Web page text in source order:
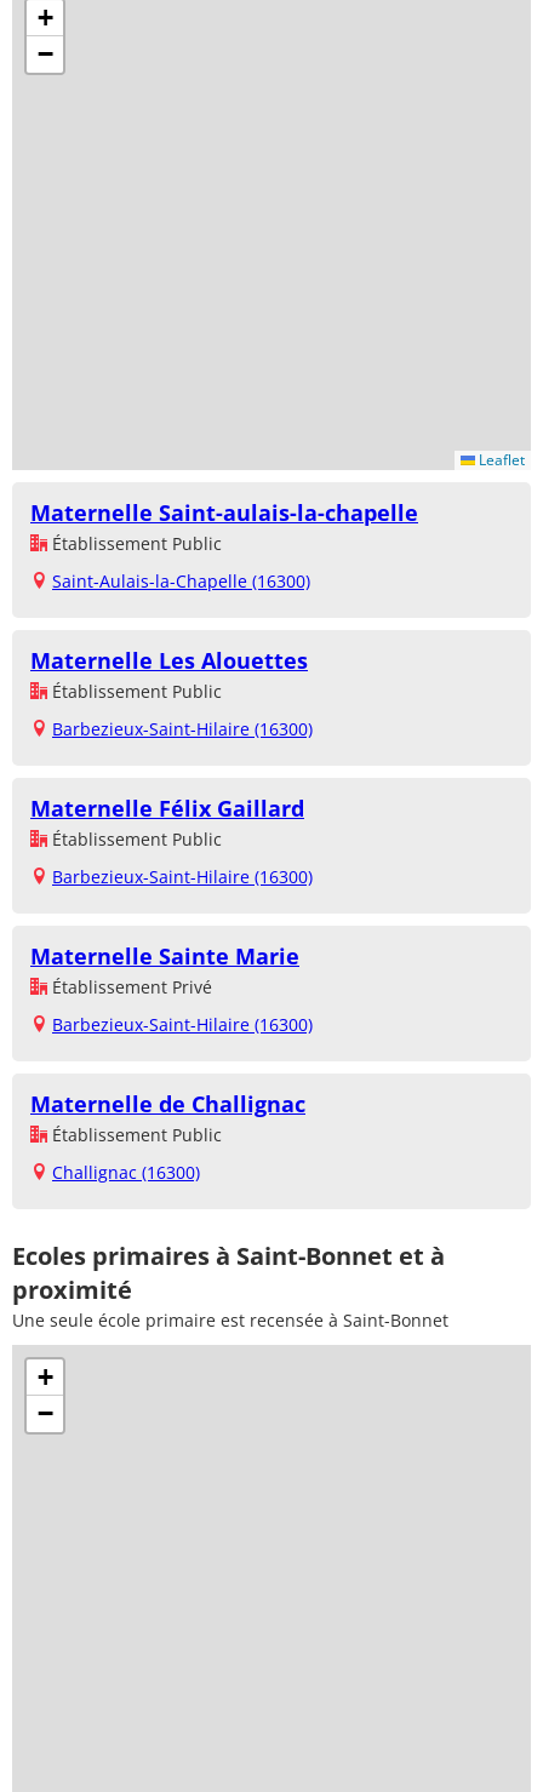
+
−
Leaflet
Maternelle Saint-aulais-la-chapelle
Établissement Public
Saint-Aulais-la-Chapelle (16300)
Maternelle Les Alouettes
Établissement Public
Barbezieux-Saint-Hilaire (16300)
Maternelle Félix Gaillard
Établissement Public
Barbezieux-Saint-Hilaire (16300)
Maternelle Sainte Marie
Établissement Privé
Barbezieux-Saint-Hilaire (16300)
Maternelle de Challignac
Établissement Public
Challignac (16300)
Ecoles primaires à Saint-Bonnet et à
proximité
Une seule école primaire est recensée à Saint-Bonnet
+
−